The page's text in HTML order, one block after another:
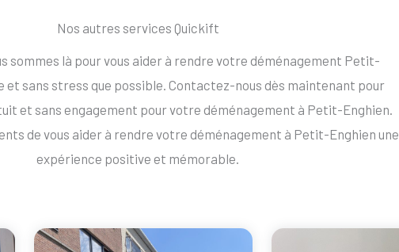
Nos autres services Quickift
sommes là pour vous aider à rendre votre déménagement Petit-
et sans stress que possible. Contactez-nous dès maintenant pour
et sans engagement pour votre déménagement à Petit-Enghien.
de vous aider à rendre votre déménagement à Petit-Enghien une
expérience positive et mémorable.